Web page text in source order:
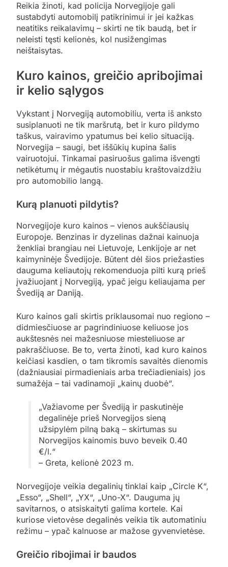
Reikia žinoti, kad policija Norvegijoje gali
sustabdyti automobilį patikrinimui ir jei kažkas
neatitiks reikalavimų – skirti ne tik baudą, bet ir
neleisti tęsti kelionės, kol nusižengimas
neištaisytas.
Kuro kainos, greičio apribojimai
ir kelio sąlygos
Vykstant į Norvegiją automobiliu, verta iš anksto
susiplanuoti ne tik maršrutą, bet ir kuro pildymo
taškus, vairavimo ypatumus bei kelio situaciją.
Norvegija – saugi, bet iššūkių kupina šalis
vairuotojui. Tinkamai pasiruošus galima išvengti
netikėtumų ir mėgautis nuostabiu kraštovaizdžiu
pro automobilio langą.
Kurą planuoti pildytis?
Norvegijoje kuro kainos – vienos aukščiausių
Europoje. Benzinas ir dyzelinas dažnai kainuoja
ženkliai brangiau nei Lietuvoje, Lenkijoje ar net
kaimyninėje Švedijoje. Būtent dėl šios priežasties
dauguma keliautojų rekomenduoja pilti kurą prieš
įvažiuojant į Norvegiją, ypač jeigu keliaujama per
Švediją ar Daniją.
Kuro kainos gali skirtis priklausomai nuo regiono –
didmiesčiuose ar pagrindiniuose keliuose jos
aukštesnės nei mažesniuose miesteliuose ar
pakraščiuose. Be to, verta žinoti, kad kuro kainos
keičiasi kasdien, o tam tikromis savaitės dienomis
(dažniausiai pirmadieniais arba trečiadieniais) jos
sumažėja – tai vadinamoji „kainų duobė“.
„Važiavome per Švediją ir paskutinėje
degalinėje prieš Norvegijos sieną
užsipylėm pilną baką – skirtumas su
Norvegijos kainomis buvo beveik 0.40
€/l.“
– Greta, kelionė 2023 m.
Norvegijoje veikia degalinių tinklai kaip „Circle K“,
„Esso“, „Shell“, „YX“, „Uno-X“. Dauguma jų
savitarnos, o atsiskaityti galima kortele. Kai
kuriose vietovėse degalinės veikia tik automatiniu
režimu – ypač kalnuose ar mažose gyvenvietėse.
Greičio ribojimai ir baudos